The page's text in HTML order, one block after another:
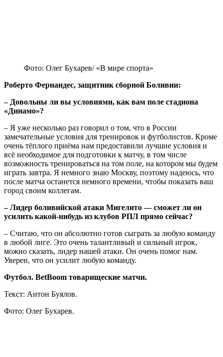
Фото: Олег Бухарев/ «В мире спорта»
Роберто Фернандес, защитник сборной Боливии:
– Довольны ли вы условиями, как вам поле стадиона
«Динамо»?
– Я уже несколько раз говорил о том, что в России
замечательные условия для тренировок и футболистов. Кроме
очень тёплого приёма нам предоставили лучшие условия и
всё необходимое для подготовки к матчу, в том числе
возможность тренироваться на том поле, на котором мы будем
играть завтра. Я немного знаю Москву, поэтому надеюсь, что
после матча останется немного времени, чтобы показать ваш
город своим коллегам.
– Лидер боливийской атаки Мигелито — сможет ли он
усилить какой-нибудь из клубов РПЛ прямо сейчас?
– Считаю, что он абсолютно готов сыграть за любую команду
в любой лиге. Это очень талантливый и сильный игрок,
можно сказать, лидер нашей атаки. Он очень помог нам.
Уверен, что он усилит любую команду.
Футбол. BetBoom товарищеские матчи.
Текст: Антон Буялов.
Фото: Олег Бухарев.